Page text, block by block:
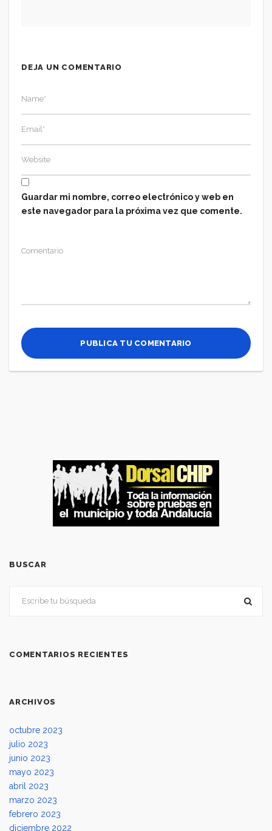
DEJA UN COMENTARIO
Guardar mi nombre, correo electrónico y web en
este navegador para la próxima vez que comente.
BUSCAR
COMENTARIOS RECIENTES
ARCHIVOS
octubre 2023
julio 2023
junio 2023
mayo 2023
abril 2023
marzo 2023
febrero 2023
diciembre 2022